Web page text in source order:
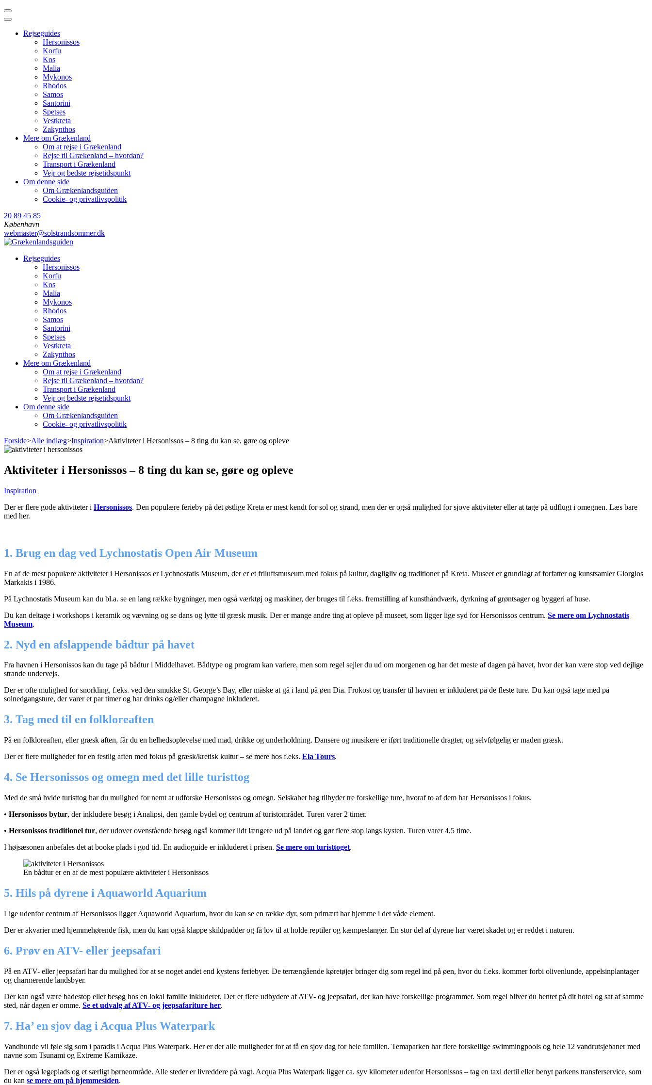
Skip
to
(Press
Rejseguides
Hersonissos
Korfu
Kos
Malia
Mykonos
Rhodos
Samos
Santorini
Spetses
Vestkreta
Zakynthos
Mere om Grækenland
Om at rejse i Grækenland
Rejse til Grækenland – hvordan?
Transport i Grækenland
Vejr og bedste rejsetidspunkt
Om denne side
Om Grækenlandsguiden
Cookie- og privatlivspolitik
20 89 45 85
København
webmaster@solstrandsommer.dk
Grækenlandsguiden
Rejseguides
Hersonissos
Korfu
Kos
Malia
Mykonos
Rhodos
Samos
Santorini
Spetses
Vestkreta
Zakynthos
Mere om Grækenland
Om at rejse i Grækenland
Rejse til Grækenland – hvordan?
Transport i Grækenland
Vejr og bedste rejsetidspunkt
Om denne side
Om Grækenlandsguiden
Cookie- og privatlivspolitik
Forside>Alle indlæg>Inspiration>Aktiviteter i Hersonissos – 8 ting du kan se, gøre og opleve
Aktiviteter i Hersonissos – 8 ting du kan se, gøre og opleve
Inspiration
Der er flere gode aktiviteter i Hersonissos. Den populære ferieby på det østlige Kreta er mest kendt for sol og strand, men der er også mulighed for sjove aktiviteter eller at tage på udflugt i omegnen. Læs bare
med her.
1. Brug en dag ved Lychnostatis Open Air Museum
En af de mest populære aktiviteter i Hersonissos er Lychnostatis Museum, der er et friluftsmuseum med fokus på kultur, dagligliv og traditioner på Kreta. Museet er grundlagt af forfatter og kunstsamler Giorgios
Markakis i 1986.
På Lychnostatis Museum kan du bl.a. se en lang række bygninger, men også værktøj og maskiner, der bruges til f.eks. fremstilling af kunsthåndværk, dyrkning af grøntsager og byggeri af huse.
Du kan deltage i workshops i keramik og vævning og se dans og lytte til græsk musik. Der er mange andre ting at opleve på museet, som ligger lige syd for Hersonissos centrum. Se mere om Lychnostatis
Museum.
2. Nyd en afslappende bådtur på havet
Fra havnen i Hersonissos kan du tage på bådtur i Middelhavet. Bådtype og program kan variere, men som regel sejler du ud om morgenen og har det meste af dagen på havet, hvor der kan være stop ved dejlige
strande undervejs.
Der er ofte mulighed for snorkling, f.eks. ved den smukke St. George’s Bay, eller måske at gå i land på øen Dia. Frokost og transfer til havnen er inkluderet på de fleste ture. Du kan også tage med på
solnedgangsture, der varer et par timer og har drinks og/eller champagne inkluderet.
3. Tag med til en folkloreaften
På en folkloreaften, eller græsk aften, får du en helhedsoplevelse med mad, drikke og underholdning. Dansere og musikere er iført traditionelle dragter, og selvfølgelig er maden græsk.
Der er flere muligheder for en festlig aften med fokus på græsk/kretisk kultur – se mere hos f.eks. Ela Tours.
4. Se Hersonissos og omegn med det lille turisttog
Med de små hvide turisttog har du mulighed for nemt at udforske Hersonissos og omegn. Selskabet bag tilbyder tre forskellige ture, hvoraf to af dem har Hersonissos i fokus.
• Hersonissos bytur, der inkludere besøg i Analipsi, den gamle bydel og centrum af turistområdet. Turen varer 2 timer.
• Hersonissos traditionel tur, der udover ovenstående besøg også kommer lidt længere ud på landet og gør flere stop langs kysten. Turen varer 4,5 time.
I højsæsonen anbefales det at booke plads i god tid. En audioguide er inkluderet i prisen. Se mere om turisttoget.
En bådtur er en af de mest populære aktiviteter i Hersonissos
5. Hils på dyrene i Aquaworld Aquarium
Lige udenfor centrum af Hersonissos ligger Aquaworld Aquarium, hvor du kan se en række dyr, som primært har hjemme i det våde element.
Der er akvarier med hjemmehørende fisk, men du kan også klappe skildpadder og få lov til at holde reptiler og kæmpeslanger. En stor del af dyrene har været skadet og er reddet i naturen.
6. Prøv en ATV- eller jeepsafari
På en ATV- eller jeepsafari har du mulighed for at se noget andet end kystens feriebyer. De terrængående køretøjer bringer dig som regel ind på øen, hvor du f.eks. kommer forbi olivenlunde, appelsinplantager
og charmerende landsbyer.
Der kan også være badestop eller besøg hos en lokal familie inkluderet. Der er flere udbydere af ATV- og jeepsafari, der kan have forskellige programmer. Som regel bliver du hentet på dit hotel og sat af samme
sted, når dagen er omme. Se et udvalg af ATV- og jeepsafariture her.
7. Ha’ en sjov dag i Acqua Plus Waterpark
Vandhunde vil føle sig som i paradis i Acqua Plus Waterpark. Her er der alle muligheder for at få en sjov dag for hele familien. Temaparken har flere forskellige swimmingpools og hele 12 vandrutsjebaner med
navne som Tsunami og Extreme Kamikaze.
Der er også legeplads og et særligt børneområde. Alle steder er livreddere på vagt. Acqua Plus Waterpark ligger ca. syv kilometer udenfor Hersonissos – tag en taxi dertil eller benyt parkens transferservice, som
du kan se mere om på hjemmesiden.